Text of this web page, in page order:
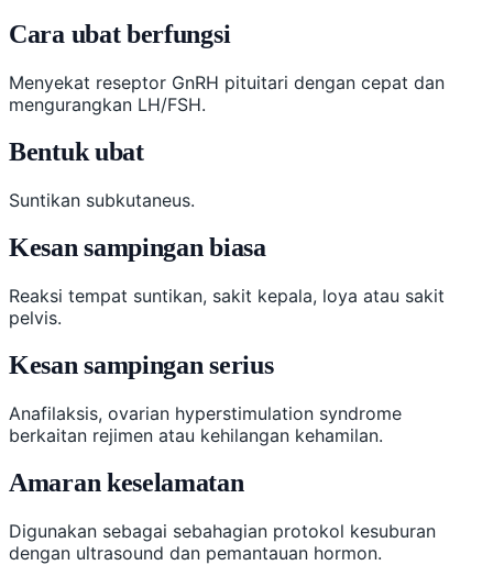
Cara ubat berfungsi
Menyekat reseptor GnRH pituitari dengan cepat dan
mengurangkan LH/FSH.
Bentuk ubat
Suntikan subkutaneus.
Kesan sampingan biasa
Reaksi tempat suntikan, sakit kepala, loya atau sakit
pelvis.
Kesan sampingan serius
Anafilaksis, ovarian hyperstimulation syndrome
berkaitan rejimen atau kehilangan kehamilan.
Amaran keselamatan
Digunakan sebagai sebahagian protokol kesuburan
dengan ultrasound dan pemantauan hormon.